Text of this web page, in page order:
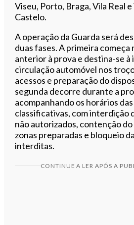
Viseu, Porto, Braga, Vila Real
Castelo.
A operação da Guarda será
duas fases. A primeira começa
anterior à prova e destina-se à
circulação automóvel nos
acessos e preparação do
segunda decorre durante a
acompanhando os horários das
classificativas, com interdição
não autorizados, contenção
zonas preparadas e bloqueio
interditas.
CONTINUE A LER APÓS A